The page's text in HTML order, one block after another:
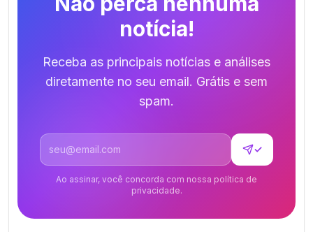
notícia!
Receba as principais notícias e análises
diretamente no seu email. Grátis e sem
spam.
Endereço de email
✓
Ao assinar, você concorda com nossa política de
privacidade.